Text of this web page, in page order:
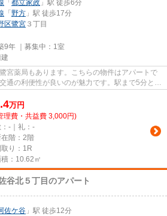
「 都立家政 」駅 徒歩6分
「 野方 」駅 徒歩17分
区鷺宮 ３丁目
9年 ｜募集中： 1室
宮薬局もあります。こちらの物件はアパートで
通の利便性が良いのが魅力です。駅まで5分と、
万円
理費・共益費 3,000円)
：-｜礼：-
在階：2階
取り：1R
：10.62㎡
谷北５丁目のアパート
佐ケ谷 」駅 徒歩12分